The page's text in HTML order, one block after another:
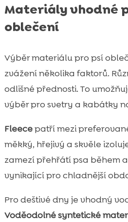
Materiály vhodné
oblečení
Výběr materiálu pro psí
zvážení několika faktorů.
odlišné přednosti. To
výběr pro svetry a kabátky
Fleecepatří mezi
měkký, hřejivý a skvěle
zamezí přehřátí psa během
vynikající pro chladnější
Pro deštivé dny je vhodný
Voděodolné syntetické